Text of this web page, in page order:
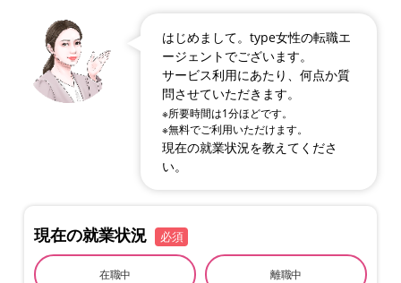
はじめまして。type女性の転職エ
ージェントでございます。
サービス利用にあたり、何点か質
問させていただきます。
※所要時間は1分ほどです。
※無料でご利用いただけます。
現在の就業状況を教えてくださ
い。
現在の就業状況 必須
在職中 離職中